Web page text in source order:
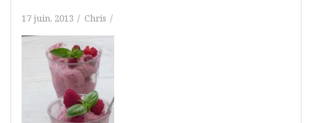
17 juin, 2013 Chris